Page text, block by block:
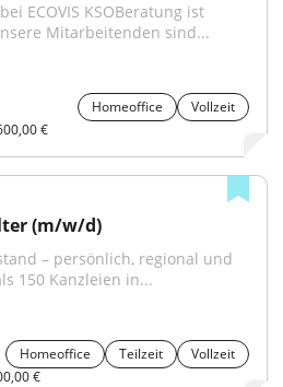
ECOVIS KSOBeratung ist
Mitarbeitenden sind...
Homeoffice
Vollzeit
€
(m/w/d)
– persönlich, regional und
150 Kanzleien in...
Homeoffice Teilzeit
Vollzeit
€